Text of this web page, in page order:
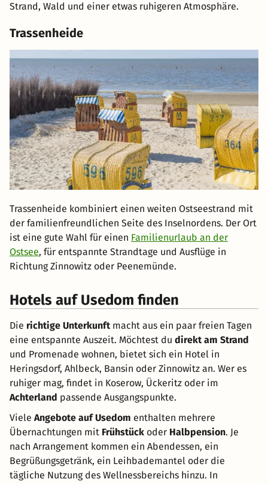
Strand, Wald und einer etwas ruhigeren Atmosphäre.
Trassenheide
Trassenheide kombiniert einen weiten Ostseestrand mit
der familienfreundlichen Seite des Inselnordens. Der Ort
ist eine gute Wahl für einen Familienurlaub an der
Ostsee, für entspannte Strandtage und Ausflüge in
Richtung Zinnowitz oder Peenemünde.
Hotels auf Usedom finden
Die richtige Unterkunftmacht aus ein paar freien Tagen
eine entspannte Auszeit. Möchtest du direkt am Strand
und Promenade wohnen, bietet sich ein Hotel in
Heringsdorf, Ahlbeck, Bansin oder Zinnowitz an. Wer es
ruhiger mag, findet in Koserow, Ückeritz oder im
Achterland passende Ausgangspunkte.
Viele Angebote auf Usedom enthalten mehrere
Übernachtungen mit Frühstück oder Halbpension. Je
nach Arrangement kommen ein Abendessen, ein
Begrüßungsgetränk, ein Leihbademantel oder die
tägliche Nutzung des Wellnessbereichs hinzu. In